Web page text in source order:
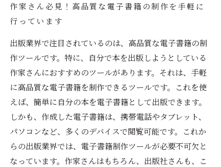
作家さん必見！高品質な電子書籍の制作を手軽に
行っています
出版業界で注目されているのは、高品質な電子書籍の制
作ツールです。特に、自分で本を出版しようとしている
作家さんにおすすめのツールがあります。それは、手軽
に高品質な電子書籍を制作できるツールです。これを使
えば、簡単に自分の本を電子書籍として出版できます。
しかも、作成した電子書籍は、携帯電話やタブレット、
パソコンなど、多くのデバイスで閲覧可能です。これか
らの出版業界では、電子書籍制作ツールが必要不可欠と
なっています。作家さんはもちろん、出版社さんも、こ